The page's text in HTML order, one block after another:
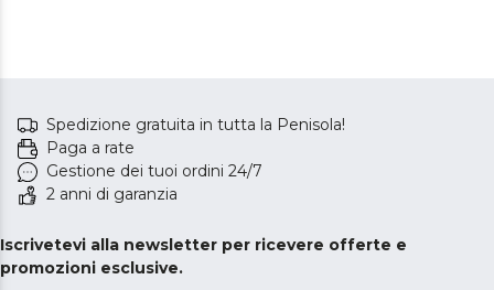
Spedizione gratuita in tutta la Penisola!
Paga a rate
Gestione dei tuoi ordini 24/7
2 anni di garanzia
Iscrivetevi alla newsletter per ricevere offerte e
promozioni esclusive.